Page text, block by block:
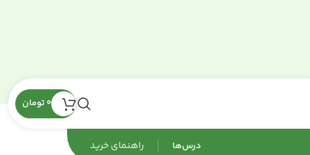
0 تومان
درس‌ها راهنمای‌ خرید